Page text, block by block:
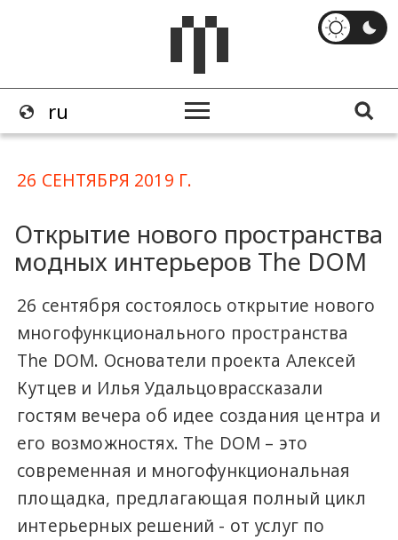
26 СЕНТЯБРЯ 2019 Г.
Открытие нового пространства
модных интерьеров The DOM
26 сентября состоялось открытие нового
многофункционального пространства
The DOM. Основатели проекта Алексей
Кутцев и Илья Удальцоврассказали
гостям вечера об идее создания центра и
его возможностях. The DOM – это
современная и многофункциональная
площадка, предлагающая полный цикл
интерьерных решений - от услуг по